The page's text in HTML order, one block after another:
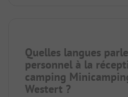
Quelles langues
personnel à la
camping
Westert ?